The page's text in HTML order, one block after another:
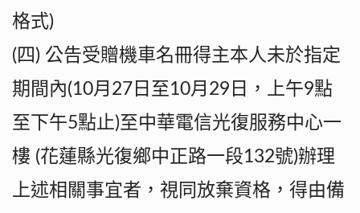
格式)
(四) 公告受贈機車名冊得主本人未於指定
期間內(10月27日至10月29日，上午9點
至下午5點止)至中華電信光復服務中心一
樓 (花蓮縣光復鄉中正路一段132號)辦理
上述相關事宜者，視同放棄資格，得由備